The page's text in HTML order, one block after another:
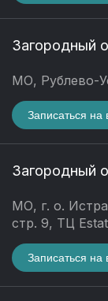
Загородный
МО, Рублево-
Записаться на
Загородный
МО, г. о.
стр. 9, ТЦ
Записаться на